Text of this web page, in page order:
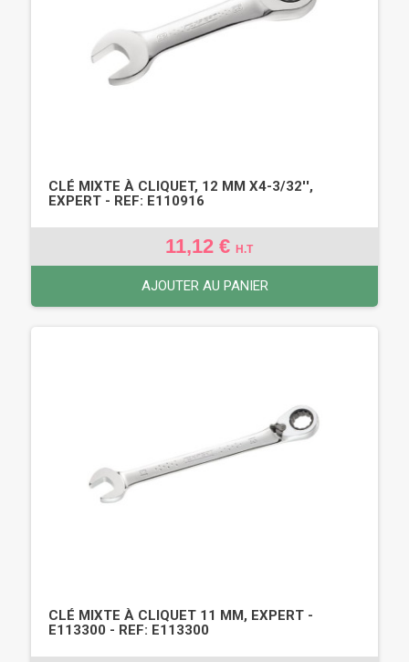
CLÉ MIXTE À CLIQUET, 12 MM X4-3/32'',
EXPERT - REF: E110916
11,12 € H.T
AJOUTER AU PANIER
CLÉ MIXTE À CLIQUET 11 MM, EXPERT -
E113300 - REF: E113300